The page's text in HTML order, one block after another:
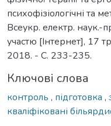
психофізіологічні та
Всеукр. електр.
участю [Інтернет], 17
2018. - С. 233-235.
Ключові слова
контроль , підготовка ,
кваліфіковані